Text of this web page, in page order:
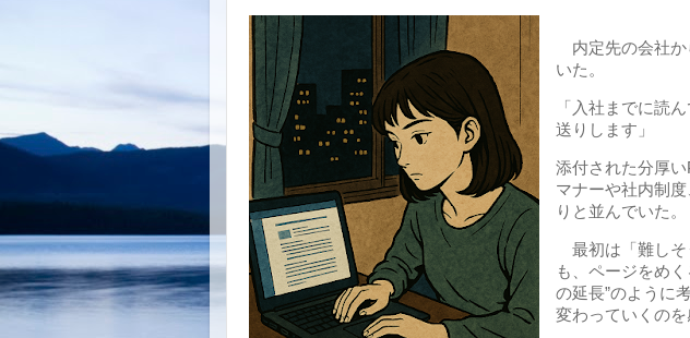
内定先の会社か
いた。
「入社までに読
送りします」
添付された分厚
マナーや社内制
りと並んでいた。
最初は「難しそ
も、ページをめ
の延長”のように
変わっていくのを